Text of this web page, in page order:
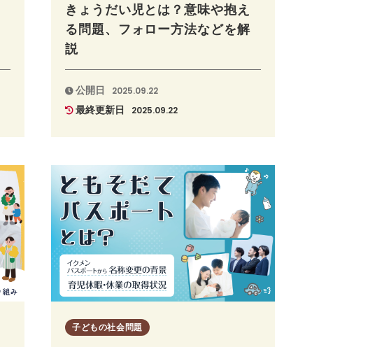
きょうだい児とは？意味や抱え
る問題、フォロー方法などを解
説
公開日 2025.09.22
最終更新日 2025.09.22
子どもの社会問題